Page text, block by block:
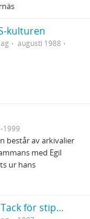
kulturen
augusti 1988
1999
består av arkivalier
med Egil
ur hans
Manuskript till anförande Tack för stipendium utdelat av Svenska Folkbildningsförbundet i Halmstad